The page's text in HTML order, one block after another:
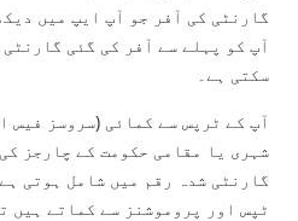
آپ کو پہلے سے آفر کی گئی
سکتی ہے۔
آپ کے ٹرپس سے کمائی (سروسز فیس
شہری یا مقامی حکومت کے چارجز
گارنٹی شدہ رقم میں شامل ہوتی
ٹپس اور پروموشنز سے کماتے ہیں